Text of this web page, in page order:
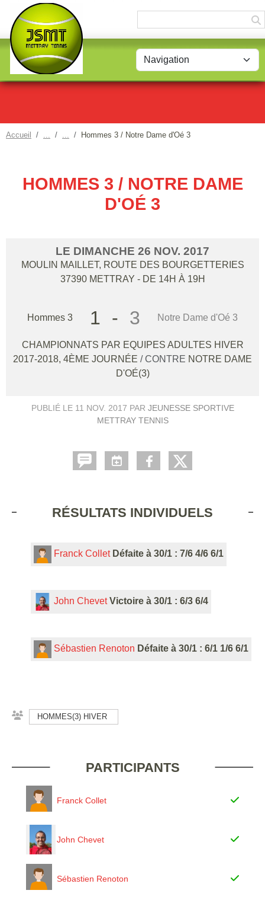
Accueil Hommes 3 / Notre Dame d'Oé 3
HOMMES 3 / NOTRE DAME
D'OÉ 3
LE DIMANCHE 26 NOV. 2017
MOULIN MAILLET, ROUTE DES BOURGETTERIES
37390 METTRAY - DE 14H À 19H
Hommes 3 1 - 3 Notre Dame d'Oé 3
CHAMPIONNATS PAR EQUIPES ADULTES HIVER
2017-2018, 4ÈME JOURNÉE / CONTRE NOTRE DAME
D'OÉ(3)
PUBLIÉ LE 11 NOV. 2017 PAR JEUNESSE SPORTIVE
METTRAY TENNIS
RÉSULTATS INDIVIDUELS
Franck Collet Défaite à 30/1 : 7/6 4/6 6/1
John Chevet Victoire à 30/1 : 6/3 6/4
Sébastien Renoton Défaite à 30/1 : 6/1 1/6 6/1
HOMMES(3) HIVER
PARTICIPANTS
Franck Collet
John Chevet
Sébastien Renoton
Panneau de gestion des cookies